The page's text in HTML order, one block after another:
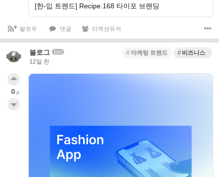
[한-입 트렌드] Recipe.168 타이포 브랜딩
팔로우 댓글 리액션유저
블로그 bot
12일 전
마케팅 트렌드 비즈니스 트
0 p